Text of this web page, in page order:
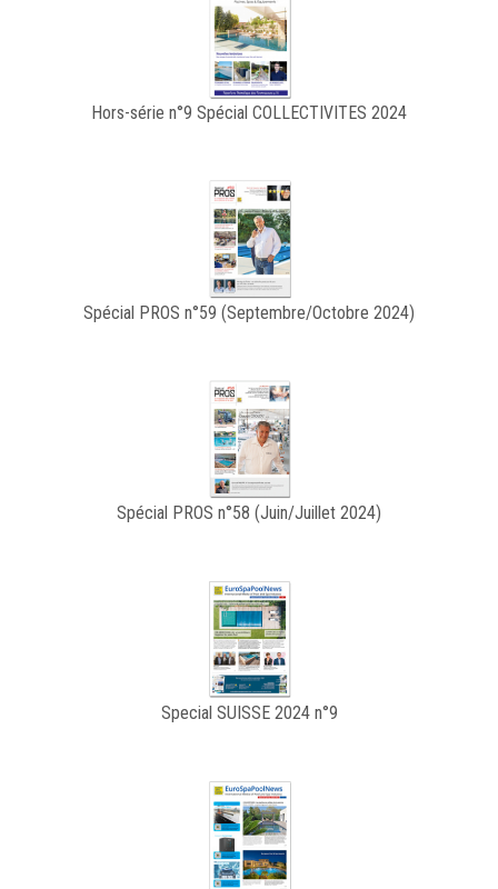
Hors-série n°9 Spécial COLLECTIVITES 2024
Spécial PROS n°59 (Septembre/Octobre 2024)
Spécial PROS n°58 (Juin/Juillet 2024)
Special SUISSE 2024 n°9